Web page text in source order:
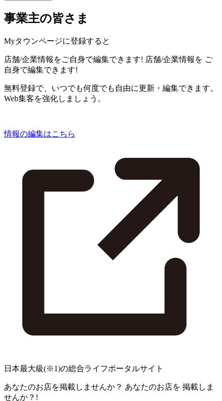
事業主の皆さま
Myタウンページに登録すると
店舗/企業情報をご自身で編集できます! 店舗/企業情報を ご
自身で編集できます!
無料登録で、いつでも何度でも自由に更新・編集できます。
Web集客を強化しましょう。
情報の編集はこちら
日本最大級(※1)の総合ライフポータルサイト
あなたのお店を掲載しませんか？ あなたのお店を 掲載しま
せんか？!